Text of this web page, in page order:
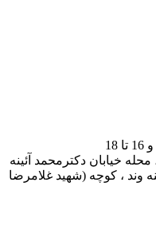
خیابان دکترمحمد آئینه
وند ، کوچه (شهید غلامرضا